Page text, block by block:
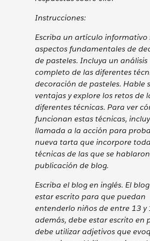
Instrucciones:
Escriba un artículo informativo
aspectos fundamentales de
de pasteles. Incluya un análisis
completo de las diferentes
decoración de pasteles. Hable
ventajas y explore los retos de
diferentes técnicas. Para ver
funcionan estas técnicas,
llamada a la acción para
nueva tarta que incorpore
técnicas de las que se
publicación de blog.
Escriba el blog en inglés. El
estar escrito para que puedan
entenderlo niños de entre 13 y
además, debe estar escrito en
debe utilizar adjetivos que